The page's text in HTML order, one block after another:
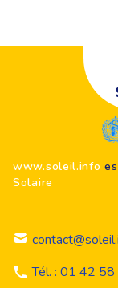
www.soleil.info
Solaire
Tél. : 01 42